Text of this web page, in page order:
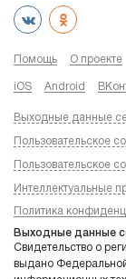
Помощь О проекте
iOS Android
Выходные данные
Пользовательское
Пользовательское
Интеллектуальные
Политика
Выходные данные
Свидетельство о
выдано